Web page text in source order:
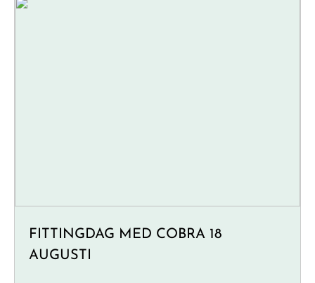
FITTINGDAG MED COBRA 18
AUGUSTI